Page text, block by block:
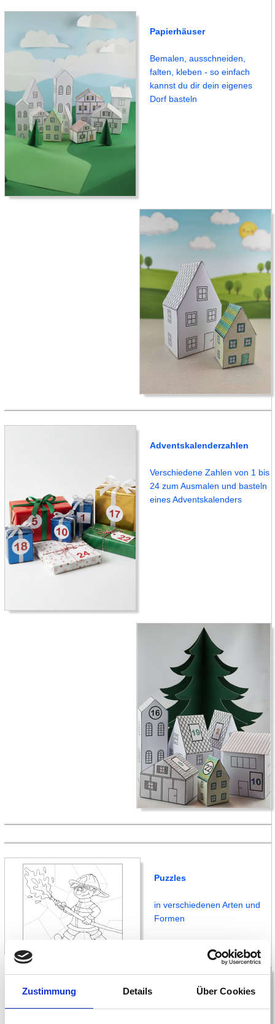
Zustimmung Details Über Cookies
Papierhäuser
Bemalen, ausschneiden,
falten, kleben - so einfach
kannst du dir dein eigenes
Dorf basteln
Adventskalenderzahlen
Verschiedene Zahlen von 1 bis
24 zum Ausmalen und basteln
eines Adventskalenders
Puzzles
in verschiedenen Arten und
Formen